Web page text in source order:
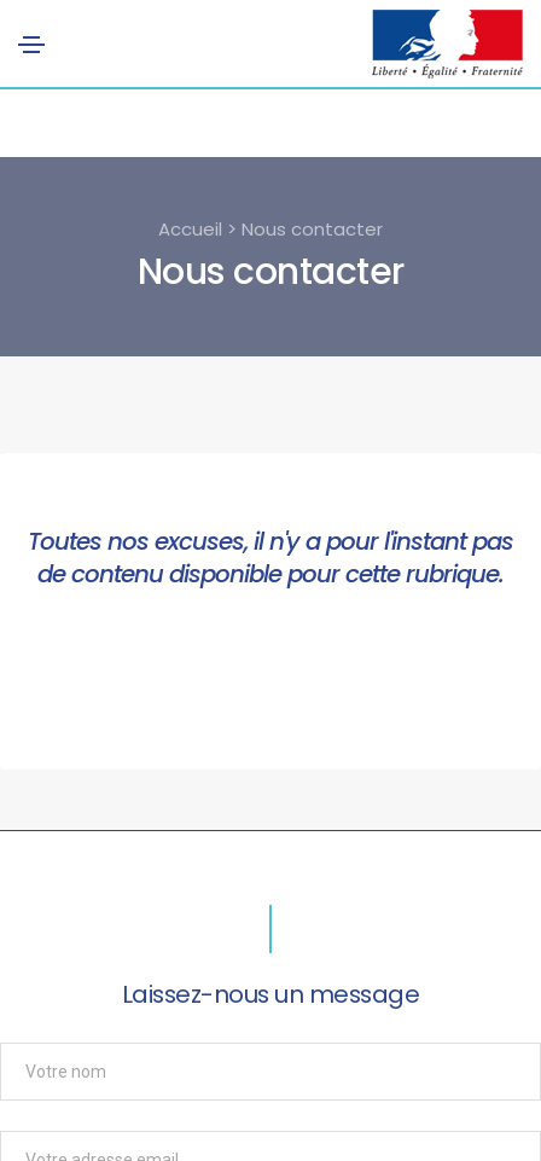
Accueil > Nous contacter
Nous contacter
Toutes nos excuses, il n'y a pour l'instant pas
de contenu disponible pour cette rubrique.
Laissez-nous un message